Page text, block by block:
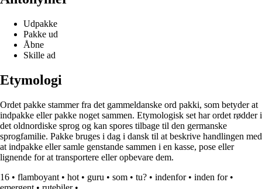
Udpakke
Pakke ud
Åbne
Skille ad
Etymologi
Ordet pakke stammer fra det gammeldanske ord pakki, som betyder at
indpakke eller pakke noget sammen. Etymologisk set har ordet rødder i
det oldnordiske sprog og kan spores tilbage til den germanske
sprogfamilie. Pakke bruges i dag i dansk til at beskrive handlingen med
at indpakke eller samle genstande sammen i en kasse, pose eller
lignende for at transportere eller opbevare dem.
16 • flamboyant • hot • guru • som • tu? • indenfor• inden for•